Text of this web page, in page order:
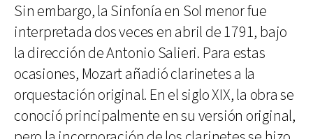
Sin embargo, la Sinfonía en Sol menor fue
interpretada dos veces en abril de 1791, bajo
la dirección de Antonio Salieri. Para estas
ocasiones, Mozart añadió clarinetes a la
orquestación original. En el siglo XIX, la obra se
conoció principalmente en su versión original,